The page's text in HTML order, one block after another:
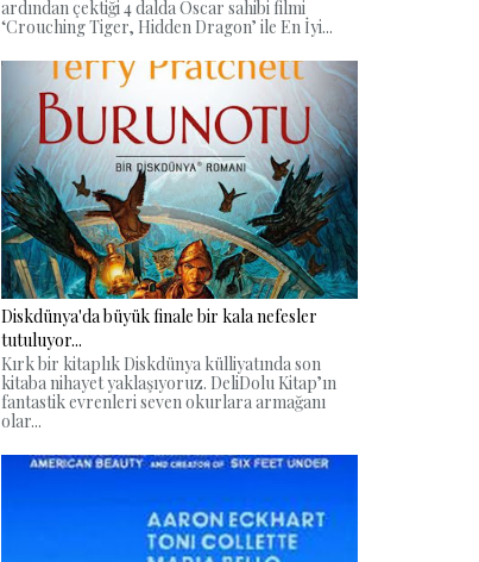
ardından çektiği 4 dalda Oscar sahibi filmi
‘Crouching Tiger, Hidden Dragon’ ile En İyi...
Diskdünya'da büyük finale bir kala nefesler
tutuluyor...
Kırk bir kitaplık Diskdünya külliyatında son
kitaba nihayet yaklaşıyoruz. DeliDolu Kitap’ın
fantastik evrenleri seven okurlara armağanı
olar...